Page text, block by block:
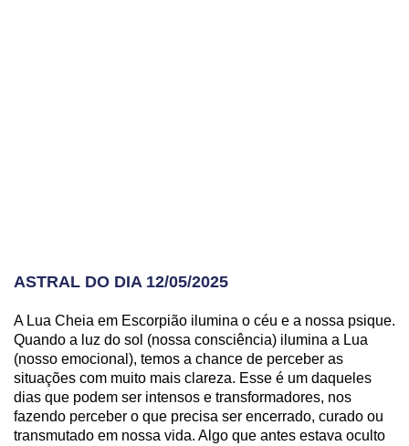
ASTRAL DO DIA 12/05/2025
A Lua Cheia em Escorpião ilumina o céu e a nossa psique.
Quando a luz do sol (nossa consciência) ilumina a Lua
(nosso emocional), temos a chance de perceber as
situações com muito mais clareza. Esse é um daqueles
dias que podem ser intensos e transformadores, nos
fazendo perceber o que precisa ser encerrado, curado ou
transmutado em nossa vida. Algo que antes estava oculto